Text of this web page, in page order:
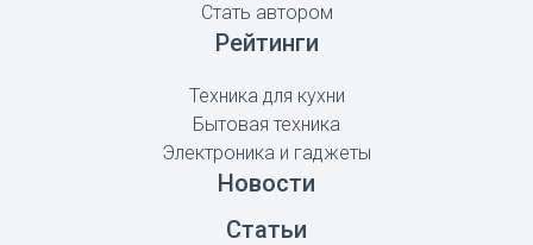
Стать автором
Рейтинги
Техника для кухни
Бытовая техника
Электроника и гаджеты
Новости
Статьи